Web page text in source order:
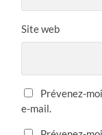
Site web
Prévenez-
e-mail.